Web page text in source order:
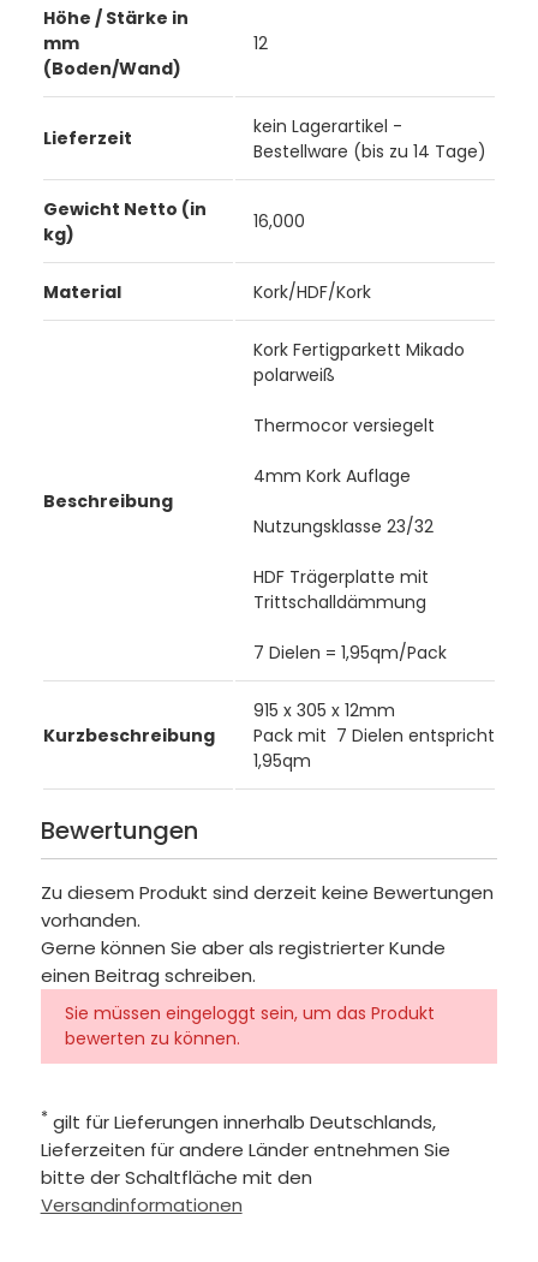
Höhe / Stärke in
mm
(Boden/Wand)
12
Lieferzeit
kein Lagerartikel -
Bestellware (bis zu 14 Tage)
Gewicht Netto (in
kg)
16,000
Material Kork/HDF/Kork
Beschreibung
Kork Fertigparkett Mikado
polarweiß
Thermocor versiegelt
4mm Kork Auflage
Nutzungsklasse 23/32
HDF Trägerplatte mit
Trittschalldämmung
7 Dielen = 1,95qm/Pack
Kurzbeschreibung
915 x 305 x 12mm
Pack mit 7 Dielen entspricht
1,95qm
Bewertungen
Zu diesem Produkt sind derzeit keine Bewertungen
vorhanden.
Gerne können Sie aber als registrierter Kunde
einen Beitrag schreiben.
Sie müssen eingeloggt sein, um das Produkt
bewerten zu können.
* gilt für Lieferungen innerhalb Deutschlands,
Lieferzeiten für andere Länder entnehmen Sie
bitte der Schaltfläche mit den
Versandinformationen